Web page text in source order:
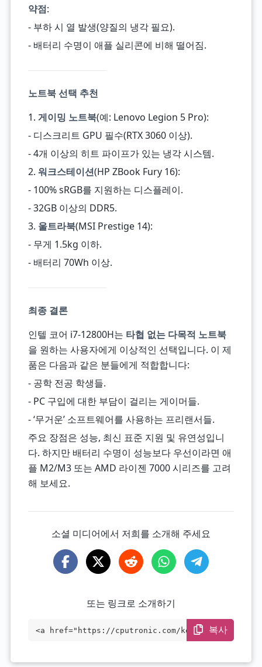
약점:
- 부하 시 열 발생(양질의 냉각 필요).
- 배터리 수명이 애플 실리콘에 비해 떨어짐.
노트북 선택 추천
1. 게이밍 노트북(예: Lenovo Legion 5 Pro):
- 디스크리트 GPU 필수(RTX 3060 이상).
- 4개 이상의 히트 파이프가 있는 냉각 시스템.
2. 워크스테이션(HP ZBook Fury 16):
- 100% sRGB를 지원하는 디스플레이.
- 32GB 이상의 DDR5.
3. 울트라북(MSI Prestige 14):
- 무게 1.5kg 이하.
- 배터리 70Wh 이상.
최종 결론
인텔 코어 i7-12800H는 타협 없는 다목적 노트북
을 원하는 사용자에게 이상적인 선택입니다. 이 제
품은 다음과 같은 분들에게 적합합니다:
- 공학 전공 학생들.
- PC 구입에 대한 부담이 걸리는 게이머들.
- ‘무거운’ 소프트웨어를 사용하는 프리랜서들.
주요 장점은 성능, 최신 표준 지원 및 유연성입니
다. 하지만 배터리 수명이 성능보다 우선이라면 애
플 M2/M3 또는 AMD 라이젠 7000 시리즈를 고려
해 보세요.
소셜 미디어에서 저희를 소개해 주세요
또는 링크로 소개하기
<a href="https://cputronic.com/ko/cpu/in
복사